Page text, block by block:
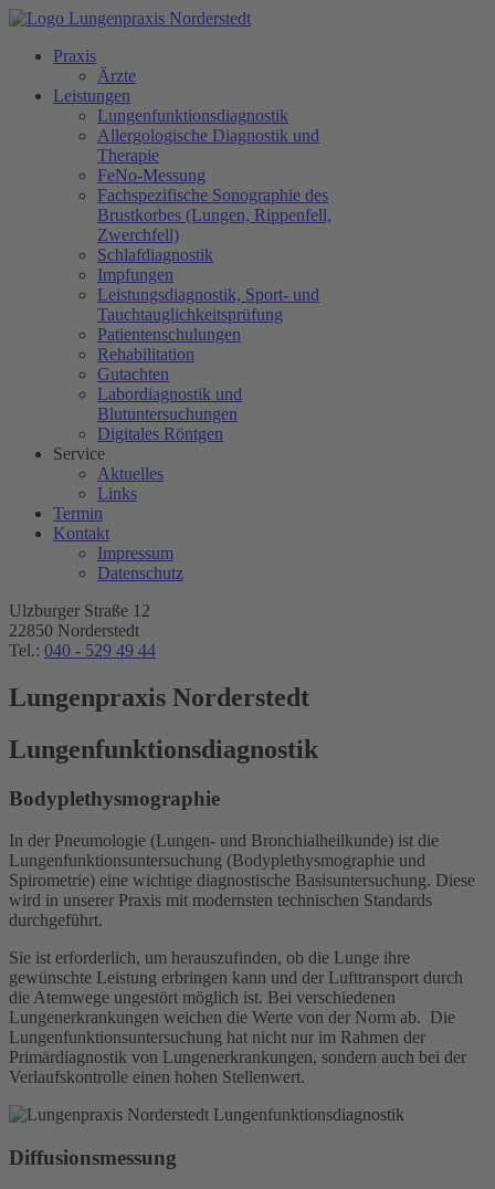
Praxis
Ärzte
Leistungen
Lungenfunktionsdiagnostik
Allergologische Diagnostik und
Therapie
FeNo-Messung
Fachspezifische Sonographie des
Brustkorbes (Lungen, Rippenfell,
Zwerchfell)
Schlafdiagnostik
Impfungen
Leistungsdiagnostik, Sport- und
Tauchtauglichkeitsprüfung
Patientenschulungen
Rehabilitation
Gutachten
Labordiagnostik und
Blutuntersuchungen
Digitales Röntgen
Service
Aktuelles
Links
Termin
Kontakt
Impressum
Datenschutz
Ulzburger Straße 12
22850 Norderstedt
Tel.: 040 - 529 49 44
Lungenpraxis Norderstedt
Lungenfunktionsdiagnostik
Bodyplethysmographie
In der Pneumologie (Lungen- und Bronchialheilkunde) ist die
Lungenfunktionsuntersuchung (Bodyplethysmographie und
Spirometrie) eine wichtige diagnostische Basisuntersuchung. Diese
wird in unserer Praxis mit modernsten technischen Standards
durchgeführt.
Sie ist erforderlich, um herauszufinden, ob die Lunge ihre
gewünschte Leistung erbringen kann und der Lufttransport durch
die Atemwege ungestört möglich ist. Bei verschiedenen
Lungenerkrankungen weichen die Werte von der Norm ab. Die
Lungenfunktionsuntersuchung hat nicht nur im Rahmen der
Primärdiagnostik von Lungenerkrankungen, sondern auch bei der
Verlaufskontrolle einen hohen Stellenwert.
Diffusionsmessung